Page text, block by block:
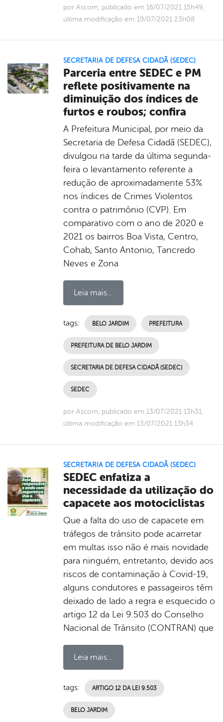
por Ascom, publicado em 16/07/2021 15h49,
última modificação em 19/07/2021 23h08
SECRETARIA DE DEFESA CIDADÃ (SEDEC)
Parceria entre SEDEC e PM
reflete positivamente na
diminuição dos índices de
furtos e roubos; confira
A Prefeitura Municipal, por meio da
Secretaria de Defesa Cidadã (SEDEC),
divulgou na tarde da última segunda-
feira o levantamento referente a
redução de aproximadamente 53%
nos índices de Crimes Violentos
contra o patrimônio (CVP). Em
comparativo com o ano de 2020 e
2021 os bairros Boa Vista, Centro,
Cohab, Santo Antonio, Tancredo
Neves e Zona
Leia mais...
tags: BELO JARDIM PREFEITURA
PREFEITURA DE BELO JARDIM
SECRETARIA DE DEFESA CIDADÃ (SEDEC)
SEDEC
por Ascom, publicado em 13/07/2021 13h31,
última modificação em 13/07/2021 13h34
SECRETARIA DE DEFESA CIDADÃ (SEDEC)
SEDEC enfatiza a
necessidade da utilização do
capacete aos motociclistas
Que a falta do uso de capacete em
tráfegos de trânsito pode acarretar
em multas isso não é mais novidade
para ninguém, entretanto, devido aos
riscos de contaminação à Covid-19,
alguns condutores e passageiros têm
deixado de lado a regra e esquecido o
artigo 12 da Lei 9.503 do Conselho
Nacional de Trânsito (CONTRAN) que
Leia mais...
tags: ARTIGO 12 DA LEI 9.503
BELO JARDIM